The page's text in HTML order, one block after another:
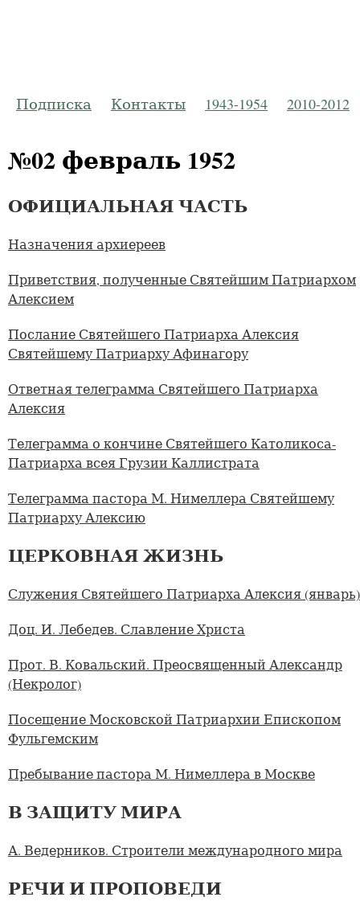
Подписка Контакты 1943-1954 2010-2012
№02 февраль 1952
ОФИЦИАЛЬНАЯ ЧАСТЬ
Назначения архиереев
Приветствия, полученные Святейшим Патриархом
Алексием
Послание Святейшего Патриарха Алексия
Святейшему Патриарху Афинагору
Ответная телеграмма Святейшего Патриарха
Алексия
Телеграмма о кончине Святейшего Католикоса-
Патриарха всея Грузии Каллистрата
Телеграмма пастора М. Нимеллера Святейшему
Патриарху Алексию
ЦЕРКОВНАЯ ЖИЗНЬ
Служения Святейшего Патриарха Алексия (январь)
Доц. И. Лебедев. Славление Христа
Прот. В. Ковальский. Преосвященный Александр
(Некролог)
Посещение Московской Патриархии Епископом
Фульгемским
Пребывание пастора М. Нимеллера в Москве
В ЗАЩИТУ МИРА
А. Ведерников. Строители международного мира
РЕЧИ И ПРОПОВЕДИ